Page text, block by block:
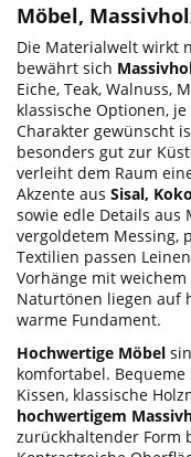
Möbel,
Die Materialwelt wirkt
bewährt sich
Eiche, Teak, Walnuss,
klassische Optionen,
Charakter gewünscht
besonders gut zur
verleiht dem Raum
Akzente aus Sisal,
sowie edle Details aus
vergoldetem Messing,
Textilien passen
Vorhänge mit
Naturtönen liegen auf
warme Fundament.
Hochwertige Möbel
komfortabel.
Kissen, klassische
hochwertigem
zurückhaltender Form